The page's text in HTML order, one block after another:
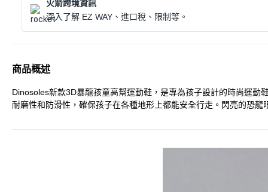
火箭跨境資訊
深入了解 EZ WAY、進口稅、限制等。
商品概述
Dinosoles新款3D暴龍孩童高幫運動鞋，是專為孩子設計的時尚運
耐磨性和防滑性，確保孩子在各種地形上都能安全行走。閃亮的恐